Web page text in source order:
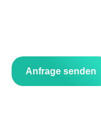
dieses
Feld
leer.